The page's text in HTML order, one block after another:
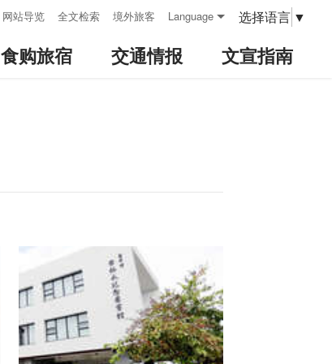
网站导览 全文检索 境外旅客 Language 选择语言 ▼
食购旅宿 交通情报 文宣指南